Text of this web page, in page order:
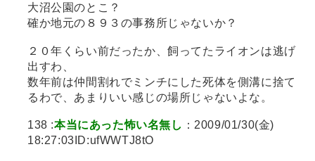
大沼公園のとこ？
確か地元の８９３の事務所じゃないか？
２０年くらい前だったか、飼ってたライオンは逃げ
出すわ、
数年前は仲間割れでミンチにした死体を側溝に捨て
るわで、あまりいい感じの場所じゃないよな。
138 :本当にあった怖い名無し ：2009/01/30(金)
18:27:03ID:ufWWTJ8tO